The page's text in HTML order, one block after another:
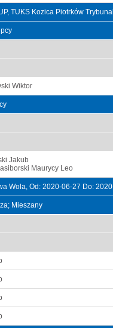
TUKS Kozica Piotrków
Wiktor
Jakub
Maurycy Leo
Wola, Od: 2020-06-27 Do:
Mieszany